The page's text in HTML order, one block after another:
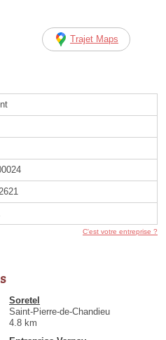
Trajet Maps
C'est votre entreprise ?
Soretel
Saint-Pierre-de-Chandieu
4.8 km